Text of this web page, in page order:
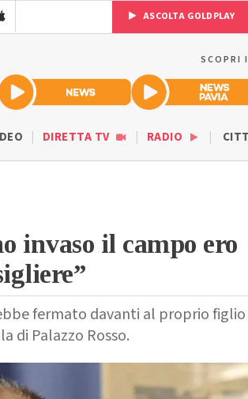
ASCOLTA GOLDPLAY
SCOPRI
DIRETTA TV RADIO
invaso il campo ero
fermato davanti al proprio
di Palazzo Rosso.